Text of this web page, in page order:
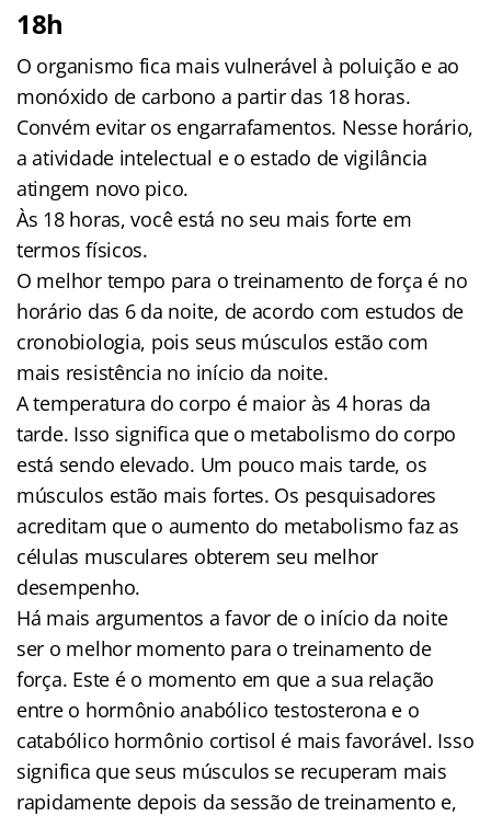
18h
O organismo fica mais vulnerável à poluição e ao
monóxido de carbono a partir das 18 horas.
Convém evitar os engarrafamentos. Nesse horário,
a atividade intelectual e o estado de vigilância
atingem novo pico.
Às 18 horas, você está no seu mais forte em
termos físicos.
O melhor tempo para o treinamento de força é no
horário das 6 da noite, de acordo com estudos de
cronobiologia, pois seus músculos estão com
mais resistência no início da noite.
A temperatura do corpo é maior às 4 horas da
tarde. Isso significa que o metabolismo do corpo
está sendo elevado. Um pouco mais tarde, os
músculos estão mais fortes. Os pesquisadores
acreditam que o aumento do metabolismo faz as
células musculares obterem seu melhor
desempenho.
Há mais argumentos a favor de o início da noite
ser o melhor momento para o treinamento de
força. Este é o momento em que a sua relação
entre o hormônio anabólico testosterona e o
catabólico hormônio cortisol é mais favorável. Isso
significa que seus músculos se recuperam mais
rapidamente depois da sessão de treinamento e,